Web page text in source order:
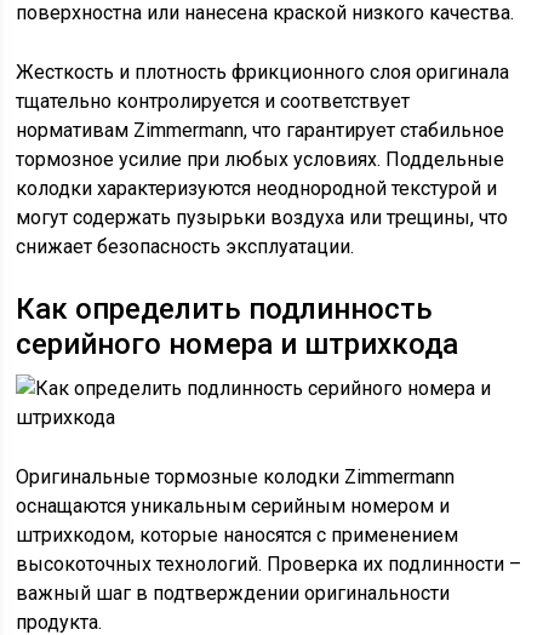
поверхностна или нанесена краской низкого качества.
Жесткость и плотность фрикционного слоя оригинала
тщательно контролируется и соответствует
нормативам Zimmermann, что гарантирует стабильное
тормозное усилие при любых условиях. Поддельные
колодки характеризуются неоднородной текстурой и
могут содержать пузырьки воздуха или трещины, что
снижает безопасность эксплуатации.
Как определить подлинность
серийного номера и штрихкода
Оригинальные тормозные колодки Zimmermann
оснащаются уникальным серийным номером и
штрихкодом, которые наносятся с применением
высокоточных технологий. Проверка их подлинности –
важный шаг в подтверждении оригинальности
продукта.